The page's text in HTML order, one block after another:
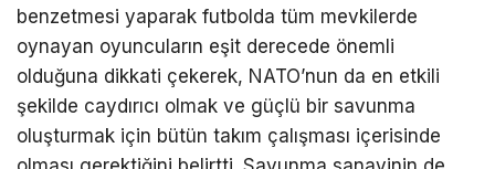
benzetmesi yaparak futbolda tüm mevkilerde
oynayan oyuncuların eşit derecede önemli
olduğuna dikkati çekerek, NATO’nun da en etkili
şekilde caydırıcı olmak ve güçlü bir savunma
oluşturmak için bütün takım çalışması içerisinde